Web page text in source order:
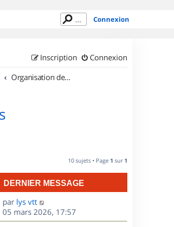
Connexion
Connexion
Inscription
Organisation de sorties en région Nord Pas de Calais
10 sujets • Page 1 sur 1
DERNIER MESSAGE
D
e
r
par lys vtt
05 mars 2026, 17:57